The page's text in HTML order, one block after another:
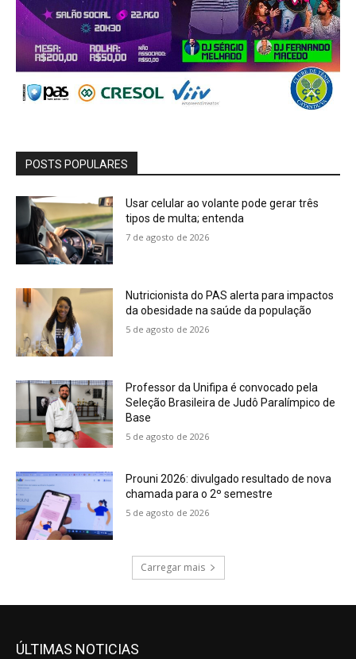
POSTS POPULARES
Usar celular ao volante pode gerar três
tipos de multa; entenda
7 de agosto de 2026
Nutricionista do PAS alerta para impactos
da obesidade na saúde da população
5 de agosto de 2026
Professor da Unifipa é convocado pela
Seleção Brasileira de Judô Paralímpico de
Base
5 de agosto de 2026
Prouni 2026: divulgado resultado de nova
chamada para o 2º semestre
5 de agosto de 2026
Carregar mais
ÚLTIMAS NOTICIAS